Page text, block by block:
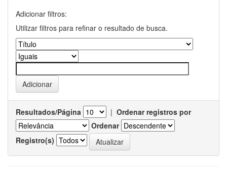
Adicionar filtros:
Utilizar filtros para refinar o resultado de busca.
Resultados/Página | Ordenar registros por
Ordenar
Registro(s)